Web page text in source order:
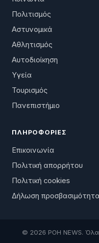
Πολιτισμός
Αστυνομικά
Αθλητισμός
Αυτοδιοίκηση
Υγεία
Τουρισμός
Πανεπιστήμιο
ΠΛΗΡΟΦΟΡΊΕΣ
Επικοινωνία
Πολιτική απορρήτου
Πολιτική cookies
Δήλωση
© 2026 ΡΟΗ NEWS.